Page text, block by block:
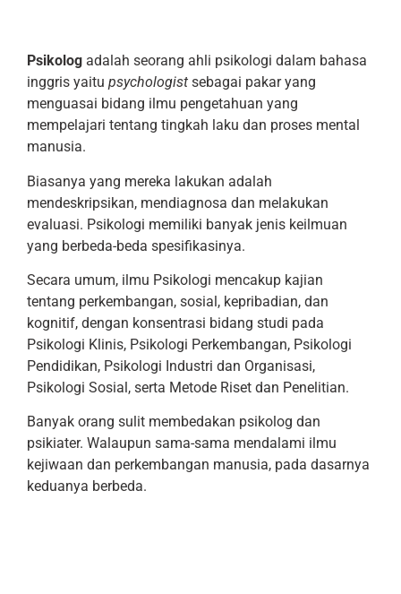
Psikolog adalah seorang ahli psikologi dalam bahasa
inggris yaitu psychologist sebagai pakar yang
menguasai bidang ilmu pengetahuan yang
mempelajari tentang tingkah laku dan proses mental
manusia.
Biasanya yang mereka lakukan adalah
mendeskripsikan, mendiagnosa dan melakukan
evaluasi. Psikologi memiliki banyak jenis keilmuan
yang berbeda-beda spesifikasinya.
Secara umum, ilmu Psikologi mencakup kajian
tentang perkembangan, sosial, kepribadian, dan
kognitif, dengan konsentrasi bidang studi pada
Psikologi Klinis, Psikologi Perkembangan, Psikologi
Pendidikan, Psikologi Industri dan Organisasi,
Psikologi Sosial, serta Metode Riset dan Penelitian.
Banyak orang sulit membedakan psikolog dan
psikiater. Walaupun sama-sama mendalami ilmu
kejiwaan dan perkembangan manusia, pada dasarnya
keduanya berbeda.